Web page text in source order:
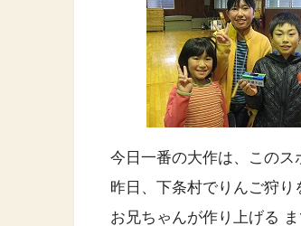
今日一番の大作は、この
昨日、下条村でりんご狩り
お兄ちゃんが作り上げる